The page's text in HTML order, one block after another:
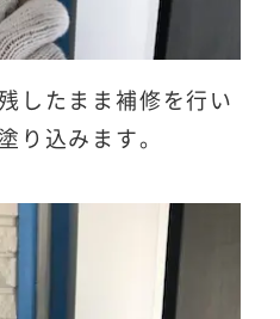
したまま補修を行い
り込みます。